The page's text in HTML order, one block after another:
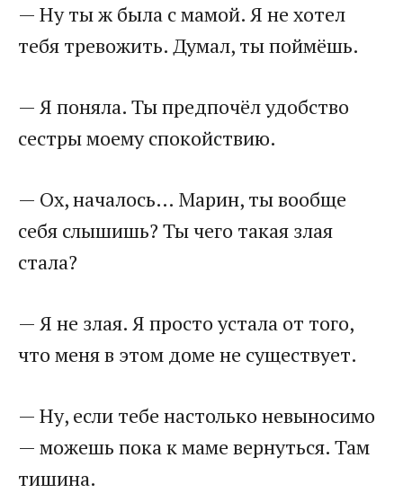
— Ну ты ж была с мамой. Я не хотел
тебя тревожить. Думал, ты поймёшь.
— Я поняла. Ты предпочёл удобство
сестры моему спокойствию.
— Ох, началось… Марин, ты вообще
себя слышишь? Ты чего такая злая
стала?
— Я не злая. Я просто устала от того,
что меня в этом доме не существует.
— Ну, если тебе настолько невыносимо
— можешь пока к маме вернуться. Там
тишина.